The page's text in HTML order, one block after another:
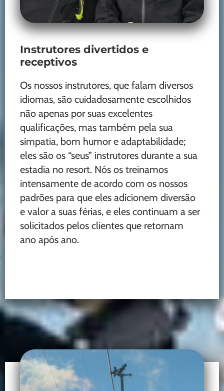
Instrutores divertidos e
receptivos
Os nossos instrutores, que falam diversos
idiomas, são cuidadosamente escolhidos
não apenas por suas excelentes
qualificações, mas também pela sua
simpatia, bom humor e adaptabilidade;
eles são os “seus” instrutores durante a sua
estadia no resort. Nós os treinamos
intensamente de acordo com os nossos
padrões para que eles adicionem diversão
e valor a suas férias, e eles continuam a ser
solicitados pelos clientes que retornam
ano após ano.